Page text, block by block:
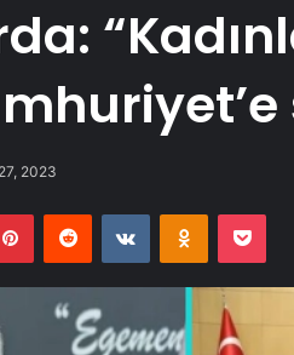
2023
PinterestReddit VKontakte